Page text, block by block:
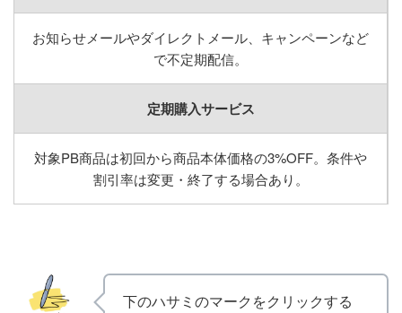
お知らせメールやダイレクトメール、キャンペーンなど
で不定期配信。
定期購入サービス
対象PB商品は初回から商品本体価格の3%OFF。条件や
割引率は変更・終了する場合あり。
下のハサミのマークをクリックする